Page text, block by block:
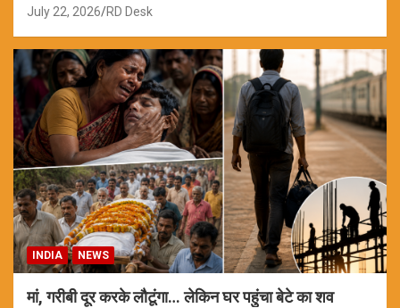
July 22, 2026 RD Desk
INDIA NEWS
मां, गरीबी दूर करके लौटूंगा… लेकिन घर पहुंचा बेटे का शव